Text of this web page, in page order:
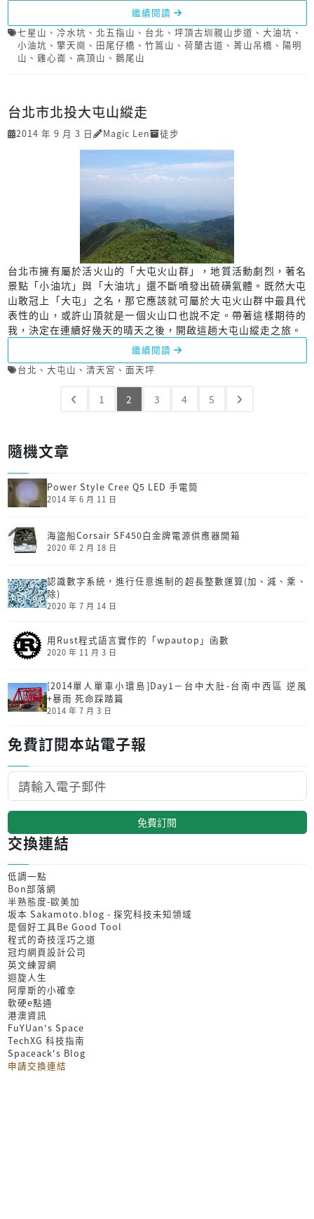
繼續閱讀
七星山 、 冷水坑 、 北五指山 、 台北 、 坪頂古圳親山步道 、 大油坑 、
小油坑 、 擎天崗 、 田尾仔橋 、 竹篙山 、 荷蘭古道 、 菁山吊橋 、 陽明
山 、 雞心崙 、 高頂山 、 鵝尾山
台北市北投大屯山縱走
2014 年 9 月 3 日 Magic Len 徒步
台北市擁有屬於活火山的「大屯火山群」，地質活動劇烈，著名
景點「小油坑」與「大油坑」還不斷噴發出硫磺氣體。既然大屯
山敢冠上「大屯」之名，那它應該就可屬於大屯火山群中最具代
表性的山，或許山頂就是一個火山口也說不定。帶著這樣期待的
我，決定在連續好幾天的晴天之後，開啟這趟大屯山縱走之旅。
繼續閱讀
台北 、 大屯山 、 清天宮 、 面天坪
1 2 3 4 5
隨機文章
Power Style Cree Q5 LED 手電筒
2014 年 6 月 11 日
海盜船Corsair SF450白金牌電源供應器開箱
2020 年 2 月 18 日
認識數字系統，進行任意進制的超長整數運算(加、減、乘、
除)
2020 年 7 月 14 日
用Rust程式語言實作的「wpautop」函數
2020 年 11 月 3 日
[2014單人單車小環島]Day1－台中大肚-台南中西區 逆風
+暴雨 死命踩踏篇
2014 年 7 月 3 日
免費訂閱本站電子報
免費訂閱
交換連結
低調一點
Bon部落網
半熟態度-歐美加
坂本 Sakamoto.blog - 探究科技未知領域
是個好工具Be Good Tool
程式的奇技淫巧之道
冠均網頁設計公司
英文練習網
迴旋人生
阿摩斯的小確幸
軟硬e點通
港澳資訊
FuYUan's Space
TechXG 科技指南
Spaceack's Blog
申請交換連結